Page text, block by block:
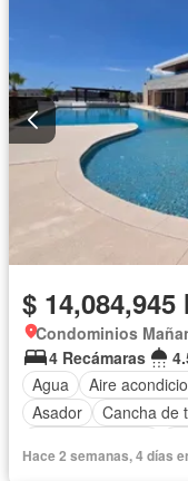
$ 14,084,945
Condominios
4 Recámaras
Agua
Aire
Asador
Cancha de
Electricidad
Hace 2 semanas, 4 días